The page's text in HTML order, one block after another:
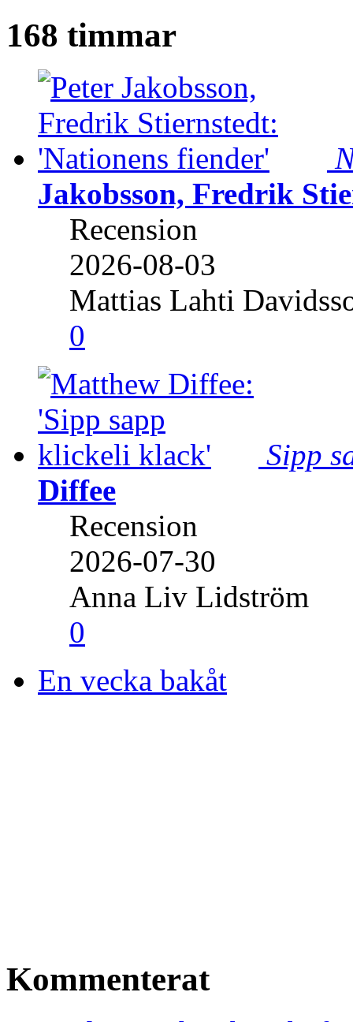
168 timmar
Jakobsson, Fredrik
Recension
2026-08-03
Mattias Lahti
0
Sipp
Diffee
Recension
2026-07-30
Anna Liv Lidström
0
En vecka bakåt
Kommenterat